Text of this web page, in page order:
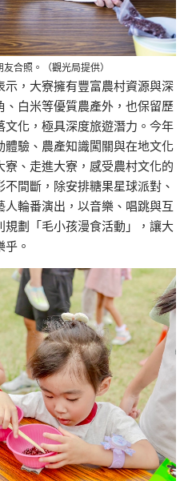
合照。（觀光局提供）
，大寮擁有豐富農村資源與深
白米等優質農產外，也保留歷
化，極具深度旅遊潛力。今年
體驗、農產知識闖關與在地文化
、走進大寮，感受農村文化的
間斷，除安排糖果星球派對、
輪番演出，以音樂、唱跳與互
劃「毛小孩漫食活動」，讓大
。